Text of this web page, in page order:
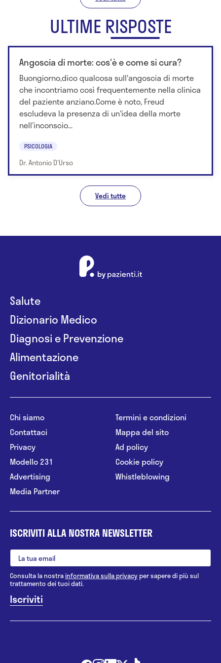
ULTIME RISPOSTE
Angoscia di morte: cos'è e come si cura?
Buongiorno,dico qualcosa sull'angoscia di morte
che incontriamo così frequentemente nella clinica
del paziente anziano.Come è noto, Freud
escludeva la presenza di un'idea della morte
nell’inconscio...
PSICOLOGIA
Dr. Antonio D'Urso
Vedi tutte
Salute
Dizionario Medico
Diagnosi e Prevenzione
Alimentazione
Genitorialità
Chi siamo
Contattaci
Privacy
Modello 231
Advertising
Media Partner
Termini e condizioni
Mappa del sito
Ad policy
Cookie policy
Whistleblowing
ISCRIVITI ALLA NOSTRA NEWSLETTER
Consulta la nostrainformativa sulla privacy per sapere di più sul
trattamento dei tuoi dati.